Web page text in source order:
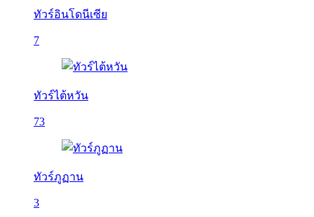
ทัวร์อินโดนีเซีย
7
ทัวร์ไต้หวัน
73
ทัวร์ภูฏาน
3